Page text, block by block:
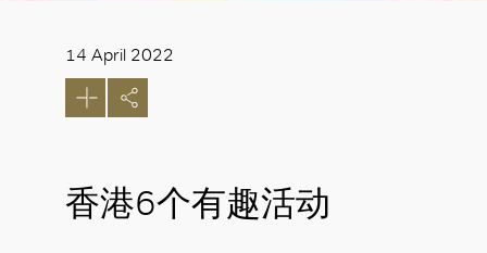
14 April 2022
香港6个有趣活动